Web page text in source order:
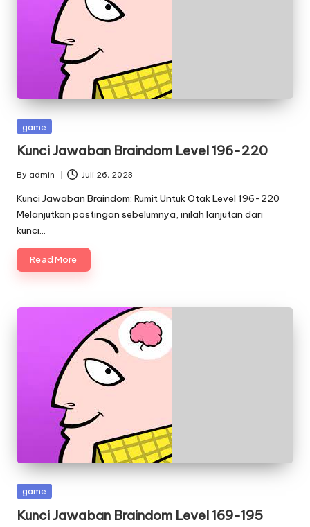
Posted
game
Kunci Jawaban Braindom Level 196-220
Posted
by
By admin Juli 26, 2023
Kunci Jawaban Braindom: Rumit Untuk Otak Level 196-220
Melanjutkan postingan sebelumnya, inilah lanjutan dari
kunci…
Read More
Posted
game
Kunci Jawaban Braindom Level 169-195